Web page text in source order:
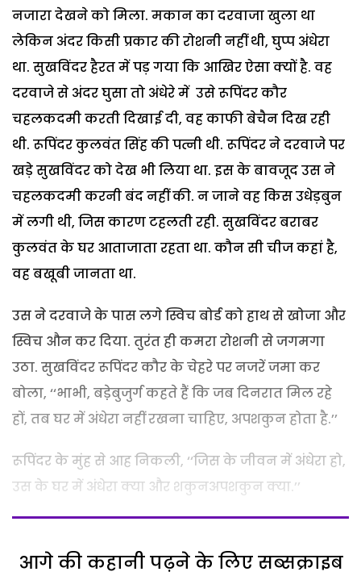
नजारा देखने को मिला. मकान का दरवाजा खुला था
लेकिन अंदर किसी प्रकार की रोशनी नहीं थी, घुप्प अंधेरा
था. सुखविंदर हैरत में पड़ गया कि आखिर ऐसा क्यों है. वह
दरवाजे से अंदर घुसा तो अंधेरे में उसे रूपिंदर कौर
चहलकदमी करती दिखाई दी, वह काफी बेचैन दिख रही
थी. रूपिंदर कुलवंत सिंह की पत्नी थी. रूपिंदर ने दरवाजे पर
खड़े सुखविंदर को देख भी लिया था. इस के बावजूद उस ने
चहलकदमी करनी बंद नहीं की. न जाने वह किस उधेड़बुन
में लगी थी, जिस कारण टहलती रही. सुखविंदर बराबर
कुलवंत के घर आताजाता रहता था. कौन सी चीज कहां है,
वह बखूबी जानता था.
उस ने दरवाजे के पास लगे स्विच बोर्ड को हाथ से खोजा और
स्विच औन कर दिया. तुरंत ही कमरा रोशनी से जगमगा
उठा. सुखविंदर रूपिंदर कौर के चेहरे पर नजरें जमा कर
बोला, ‘‘भाभी, बडे़बुजुर्ग कहते हैं कि जब दिनरात मिल रहे
हों, तब घर में अंधेरा नहीं रखना चाहिए, अपशकुन होता है.’’
रूपिंदर के मुंह से आह निकली, ‘‘जिस के जीवन में अंधेरा हो,
उस के घर में अंधेरा क्या और शकुनअपशकुन क्या.’’
आगे की कहानी पढ़ने के लिए सब्सक्राइब